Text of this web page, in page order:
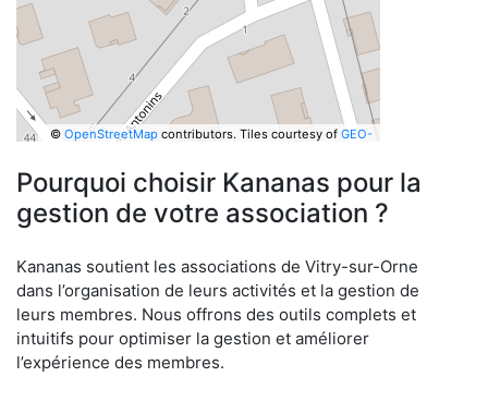
© OpenStreetMapcontributors. Tiles courtesy of GEO-
Pourquoi choisir Kananas pour la
gestion de votre association ?
Kananas soutient les associations de Vitry-sur-Orne
dans l’organisation de leurs activités et la gestion de
leurs membres. Nous offrons des outils complets et
intuitifs pour optimiser la gestion et améliorer
l’expérience des membres.